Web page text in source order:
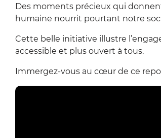
a
n
e
Des moments précieux qui
humaine nourrit pourtant notre
Cette belle initiative illustre
accessible et plus ouvert à tous.
Immergez-vous au cœur de ce